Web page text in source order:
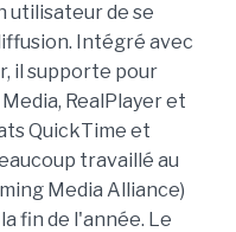
utilisateur de se
Intégré avec
il supporte pour
RealPlayer et
QuickTime et
travaillé au
Media Alliance)
fin de l'année. Le